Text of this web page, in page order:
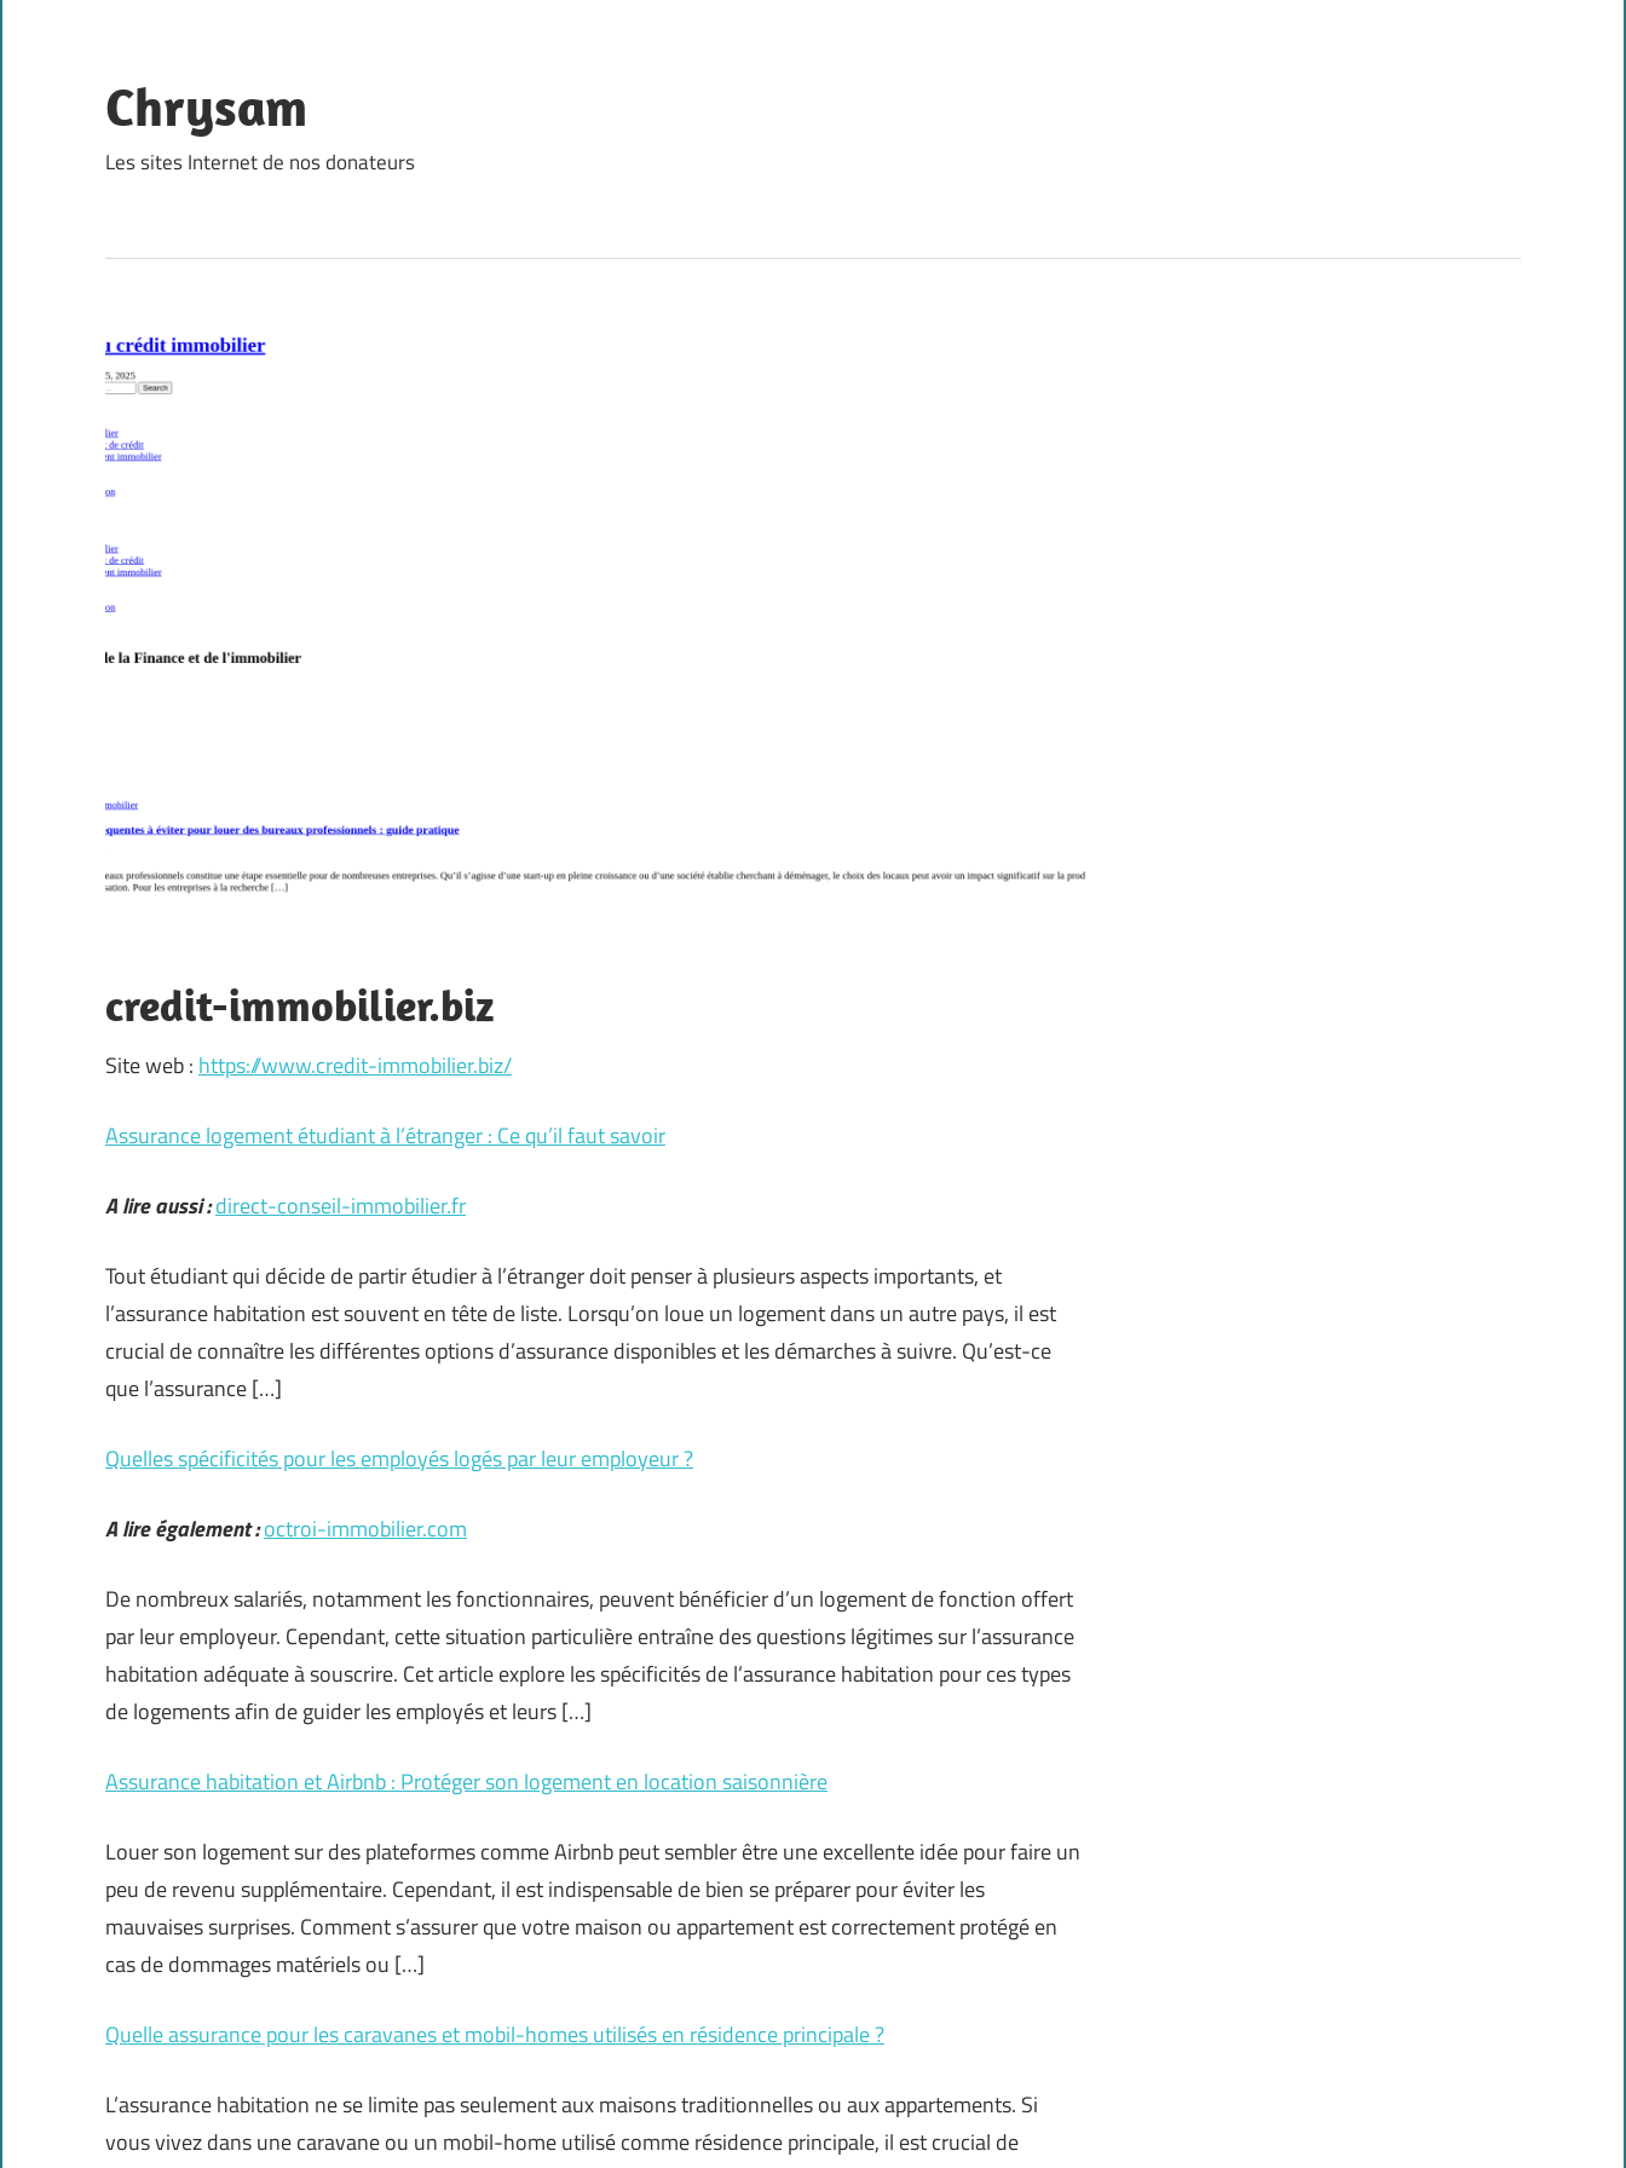
content
Chrysam
Les sites Internet de nos donateurs
credit-immobilier.biz
Site web : https://www.credit-immobilier.biz/
Assurance logement étudiant à l’étranger : Ce qu’il faut savoir
A lire aussi :direct-conseil-immobilier.fr
Tout étudiant qui décide de partir étudier à l’étranger doit penser à plusieurs aspects importants, et
l’assurance habitation est souvent en tête de liste. Lorsqu’on loue un logement dans un autre pays, il est
crucial de connaître les différentes options d’assurance disponibles et les démarches à suivre. Qu’est-ce
que l’assurance […]
Quelles spécificités pour les employés logés par leur employeur ?
A lire également :octroi-immobilier.com
De nombreux salariés, notamment les fonctionnaires, peuvent bénéficier d’un logement de fonction offert
par leur employeur. Cependant, cette situation particulière entraîne des questions légitimes sur l’assurance
habitation adéquate à souscrire. Cet article explore les spécificités de l’assurance habitation pour ces types
de logements afin de guider les employés et leurs […]
Assurance habitation et Airbnb : Protéger son logement en location saisonnière
Louer son logement sur des plateformes comme Airbnb peut sembler être une excellente idée pour faire un
peu de revenu supplémentaire. Cependant, il est indispensable de bien se préparer pour éviter les
mauvaises surprises. Comment s’assurer que votre maison ou appartement est correctement protégé en
cas de dommages matériels ou […]
Quelle assurance pour les caravanes et mobil-homes utilisés en résidence principale ?
L’assurance habitation ne se limite pas seulement aux maisons traditionnelles ou aux appartements. Si
vous vivez dans une caravane ou un mobil-home utilisé comme résidence principale, il est crucial de